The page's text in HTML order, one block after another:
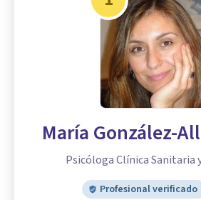
María González-
Psicóloga Clínica Sanitaria
Profesional verificado